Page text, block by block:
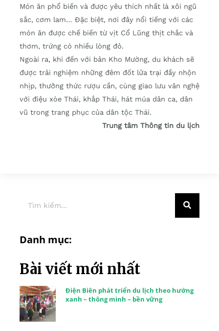
Món ăn phổ biến và được yêu thích nhất là xôi ngũ
sắc, cơm lam… Đặc biệt, nơi đây nổi tiếng với các
món ăn được chế biến từ vịt Cổ Lũng thịt chắc và
thơm, trứng có nhiều lòng đỏ.
Ngoài ra, khi đến với bản Kho Mường, du khách sẽ
được trải nghiệm những đêm đốt lửa trại đầy nhộn
nhịp, thưởng thức rượu cần, cùng giao lưu văn nghệ
với điệu xòe Thái, khắp Thái, hát múa dân ca, dân
vũ trong trang phục của dân tộc Thái.
Trung tâm Thông tin du lịch
Danh mục:
Bài viết mới nhất
Điện Biên phát triển du lịch theo hướng
xanh – thông minh – bền vững